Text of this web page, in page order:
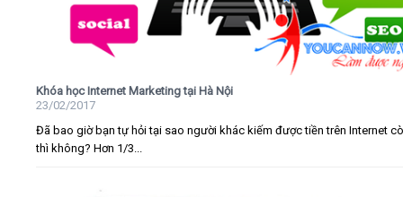
Khóa học Internet Marketing tại Hà Nội
23/02/2017
Đã bao giờ bạn tự hỏi tại sao người khác kiếm được tiền trên Internet
thì không? Hơn 1/3...